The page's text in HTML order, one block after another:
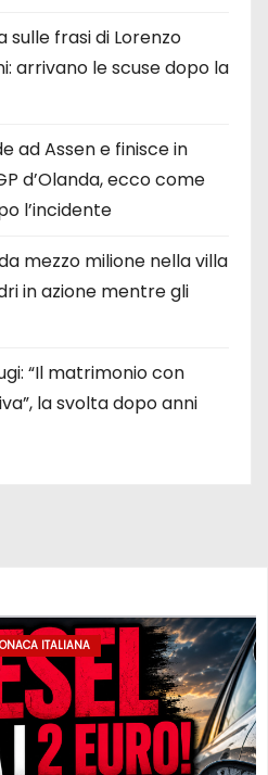
sulle frasi di Lorenzo
arrivano le scuse dopo la
ad Assen e finisce in
d’Olanda, ecco come
l’incidente
mezzo milione nella villa
in azione mentre gli
“Il matrimonio con
la svolta dopo anni
ITALIANA